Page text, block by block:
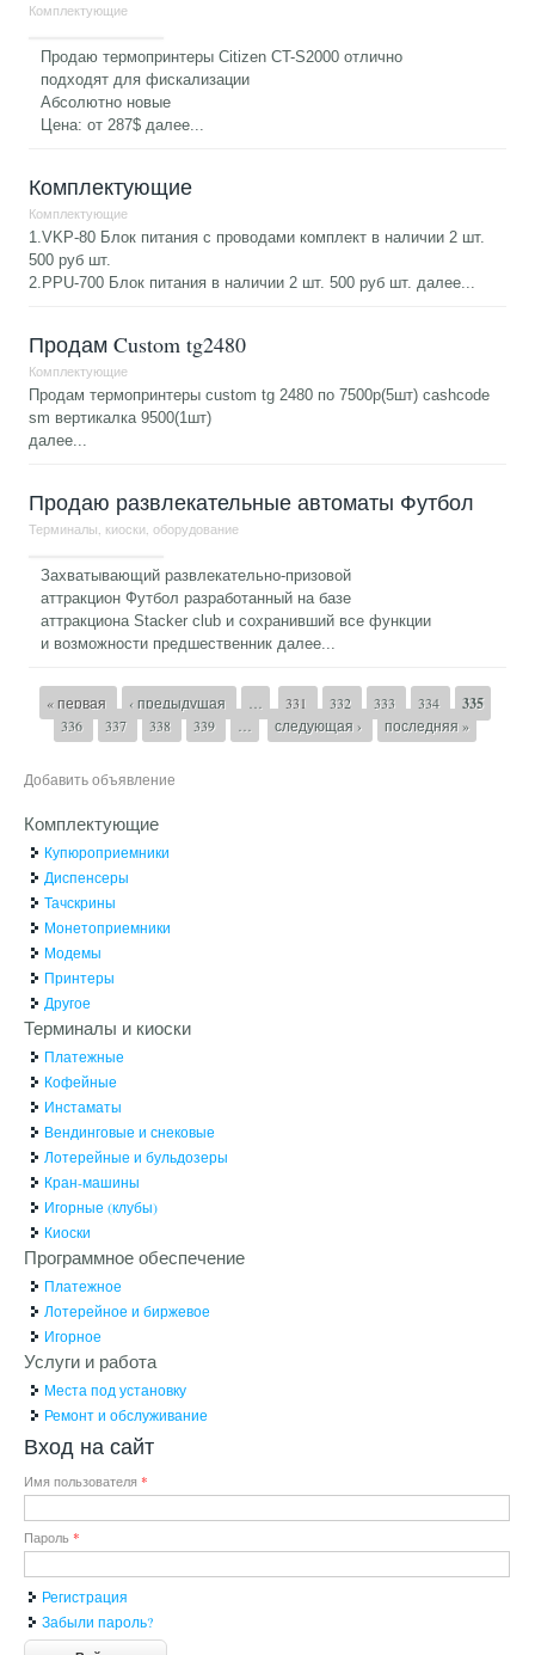
Комплектующие
Продаю термопринтеры Citizen CT-S2000 отлично
подходят для фискализации
Абсолютно новые
Цена: от 287$далее...
Комплектующие
Комплектующие
1.VKP-80 Блок питания с проводами комплект в наличии 2 шт.
500 руб шт.
2.PPU-700 Блок питания в наличии 2 шт. 500 руб шт.далее...
Продам Custom tg2480
Комплектующие
Продам термопринтеры custom tg 2480 по 7500р(5шт) cashcode
sm вертикалка 9500(1шт)
далее...
Продаю развлекательные автоматы Футбол
Терминалы, киоски, оборудование
Захватывающий развлекательно-призовой
аттракцион Футбол разработанный на базе
аттракциона Stacker club и сохранивший все функции
и возможности предшественникдалее...
Страницы
« первая ‹ предыдущая … 331 332 333 334 335
336 337 338 339 … следующая › последняя »
Добавить объявление
Комплектующие
Купюроприемники
Диспенсеры
Тачскрины
Монетоприемники
Модемы
Принтеры
Другое
Терминалы и киоски
Платежные
Кофейные
Инстаматы
Вендинговые и снековые
Лотерейные и бульдозеры
Кран-машины
Игорные (клубы)
Киоски
Программное обеспечение
Платежное
Лотерейное и биржевое
Игорное
Услуги и работа
Места под установку
Ремонт и обслуживание
Вход на сайт
Имя пользователя *
Пароль *
Регистрация
Забыли пароль?